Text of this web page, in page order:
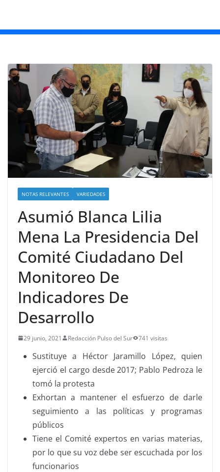
NOTAS RELEVANTES VARIEDADES
Asumió Blanca Lilia
Mena La Presidencia Del
Comité Ciudadano Del
Monitoreo De
Indicadores De
Desarrollo
29 junio, 2021 Redacción Pulso del Sur 741 visitas
Sustituye a Héctor Jaramillo López, quien
ejerció el cargo desde 2017; Pablo Pedroza le
tomó la protesta
Exhortan a mantener el esfuerzo de darle
seguimiento a las políticas y programas
públicos
Tiene el Comité expertos en varias materias,
por lo que su voz debe ser escuchada por los
funcionarios